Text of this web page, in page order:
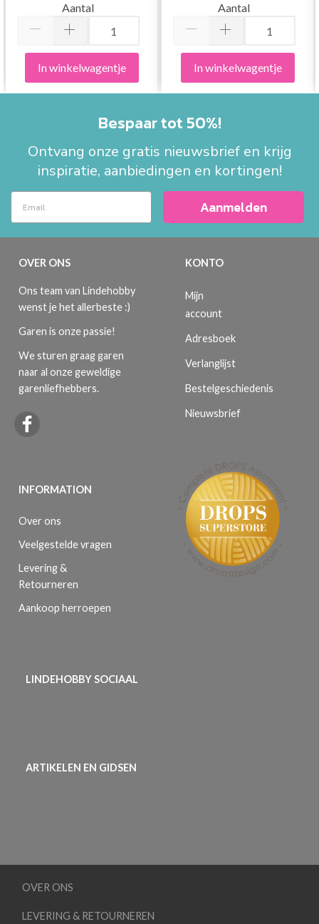
Aantal
In winkelwagentje
Aantal
In winkelwagentje
Bespaar tot 50%!
Ontvang onze gratis nieuwsbrief en krijg
inspiratie, aanbiedingen en kortingen!
Aanmelden
OVER ONS
Ons team van Lindehobby
wenst je het allerbeste :)
Garen is onze passie!
We sturen graag garen
naar al onze geweldige
garenliefhebbers.
INFORMATION
Over ons
Veelgestelde vragen
Levering &
Retourneren
Aankoop herroepen
KONTO
Mijn
account
Adresboek
Verlanglijst
Bestelgeschiedenis
Nieuwsbrief
LINDEHOBBY SOCIAAL
ARTIKELEN EN GIDSEN
OVER ONS
LEVERING & RETOURNEREN